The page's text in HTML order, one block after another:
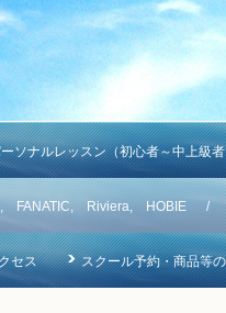
ソナルレッスン（初心者～中上級
FANATIC, Riviera, HOBIE /
セス スクール予約・商品